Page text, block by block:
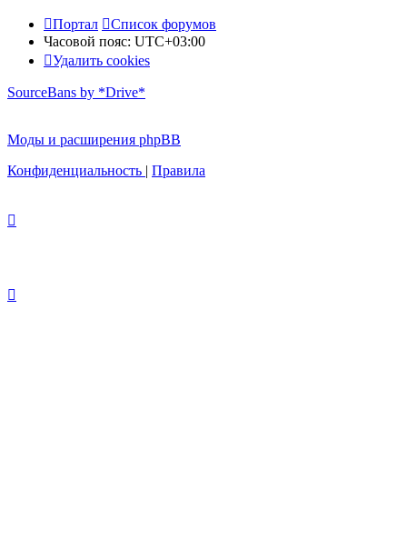
Портал
Список форумов
Часовой пояс: UTC+03:00
Удалить cookies
SourceBans by *Drive*
Моды и расширения phpBB
Конфиденциальность | Правила